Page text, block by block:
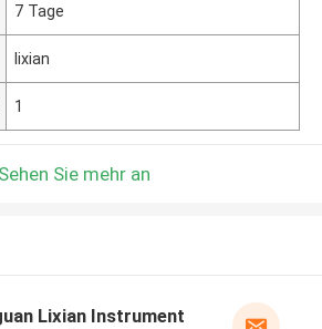
7 Tage
lixian
1
Sehen Sie mehr an
Lixian Instrument